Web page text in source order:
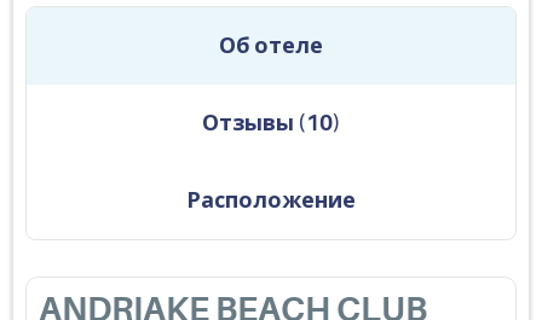
Об отеле
Отзывы ( 10)
Расположение
ANDRIAKE BEACH CLUB